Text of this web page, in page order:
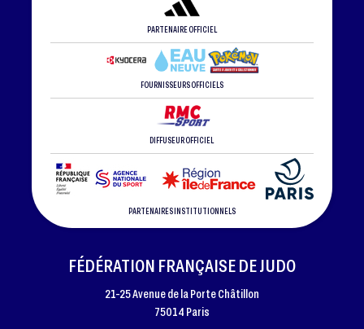
PARTENAIRE OFFICIEL
FOURNISSEURS OFFICIELS
DIFFUSEUR OFFICIEL
PARTENAIRES INSTITUTIONNELS
FÉDÉRATION FRANÇAISE DE JUDO
21-25 Avenue de la Porte Châtillon
75014 Paris